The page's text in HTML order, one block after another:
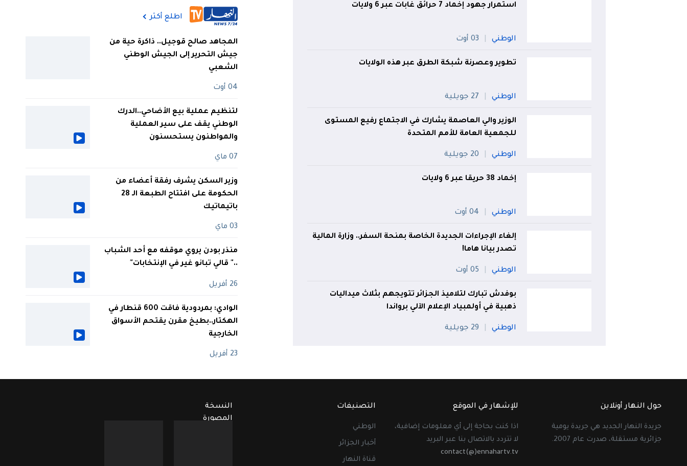
استمرار جهود إخماد 7 حرائق غابات عبر 6 ولايات
الوطني 03 أوت
تطوير وعصرنة شبكة الطرق عبر هذه الولايات
الوطني 27 جويلية
الوزير والي العاصمة يشارك في الاجتماع رفيع المستوى
للجمعية العامة للأمم المتحدة
الوطني 20 جويلية
إخماد 38 حريقا عبر 6 ولايات
الوطني 04 أوت
إلغاء الإجراءات الجديدة الخاصة بمنحة السفر.. وزارة المالية
تصدر بيانا هاما!
الوطني 05 أوت
بوفدش تبارك لتلاميذ الجزائر تتويجهم بثلاث ميداليات
ذهبية في أولمبياد الإعلام الآلي برواندا
الوطني 29 جويلية
اطلع أكثر
المجاهد صالح قوجيل.. ذاكرة حية من
جيش التحرير إلى الجيش الوطني
الشعبي
04 أوت
لتنظيم عملية بيع الأضاحي..الدرك
الوطني يقف على سير العملية
والمواطنون يستحسنون
07 ماي
وزير السكن يشرف رفقة أعضاء من
الحكومة على افتتاح الطبعة الـ 28
باتيماتيك
03 ماي
منذر بودن يروي موقفه مع أحد الشباب
.." قالي تبانو غير في الإنتخابات"
26 أفريل
الوادي: بمردودية فاقت 600 قنطار في
الهكتار..بطيخ مقرن يقتحم الأسواق
الخارجية
23 أفريل
حول النهار أونلاين
جريدة النهار الجديد هي جريدة يومية
جزائرية مستقلة، صدرت عام 2007.
للإشهار في الموقع
اذا كنت بحاجة إلى أي معلومات إضافية،
لا تتردد بالاتصال بنا عبر البريد
contact(@)ennahartv.tv
التصنيفات
الوطني
أخبار الجزائر
قناة النهار
النسخة
المصورة